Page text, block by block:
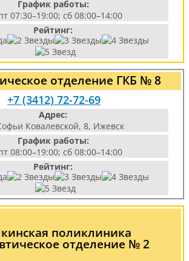
График работы:
07:30–19:00; сб 08:00–14:00
Рейтинг:
отделение ГКБ № 8
+7 (3412) 72-72-69
Адрес:
Ковалевской, 8, Ижевск
График работы:
08:00–19:00; сб 08:00–14:00
Рейтинг:
поликлиника
отделение № 2